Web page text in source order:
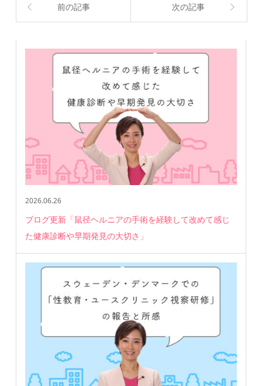
前の記事 次の記事
2026.06.26
ブログ更新「鼠径ヘルニアの手術を経験して改めて感じ
た健康診断や早期発見の大切さ」